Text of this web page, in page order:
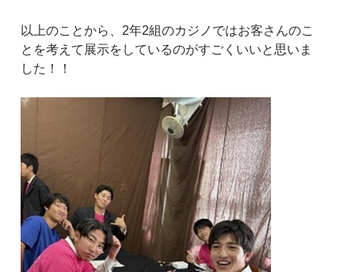
以上のことから、2年2組のカジノではお客さんのこ
とを考えて展示をしているのがすごくいいと思いま
した！！